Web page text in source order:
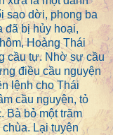
sao dời, phong ba
đã bị hủy hoại,
Hoàng Thái
cầu tự. Nhờ sự cầu
điều cầu nguyện
lệnh cho Thái
cầu nguyện, tỏ
Bà bỏ một trăm
Lại tuyên